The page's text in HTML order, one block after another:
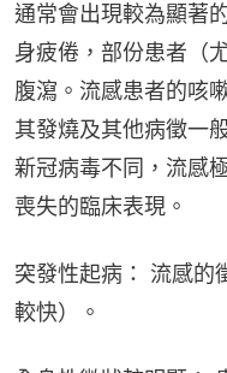
通常會出現較為顯著
身疲倦，部份患者（
腹瀉。流感患者的咳
其發燒及其他病徵一
新冠病毒不同，流感
喪失的臨床表現。
突發性起病： 流感的
較快）。